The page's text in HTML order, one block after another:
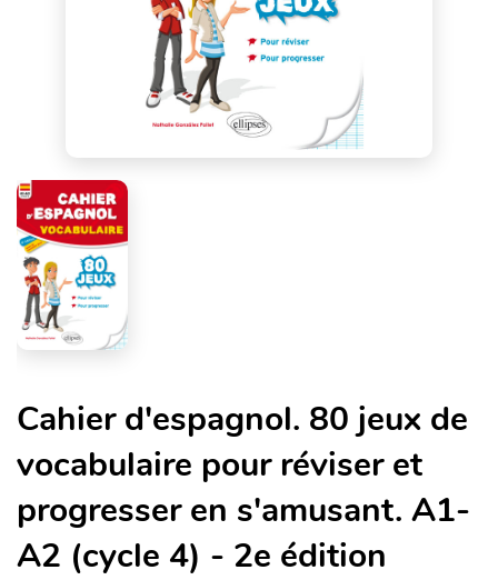
Cahier d'espagnol. 80 jeux de
vocabulaire pour réviser et
progresser en s'amusant. A1-
A2 (cycle 4) - 2e édition